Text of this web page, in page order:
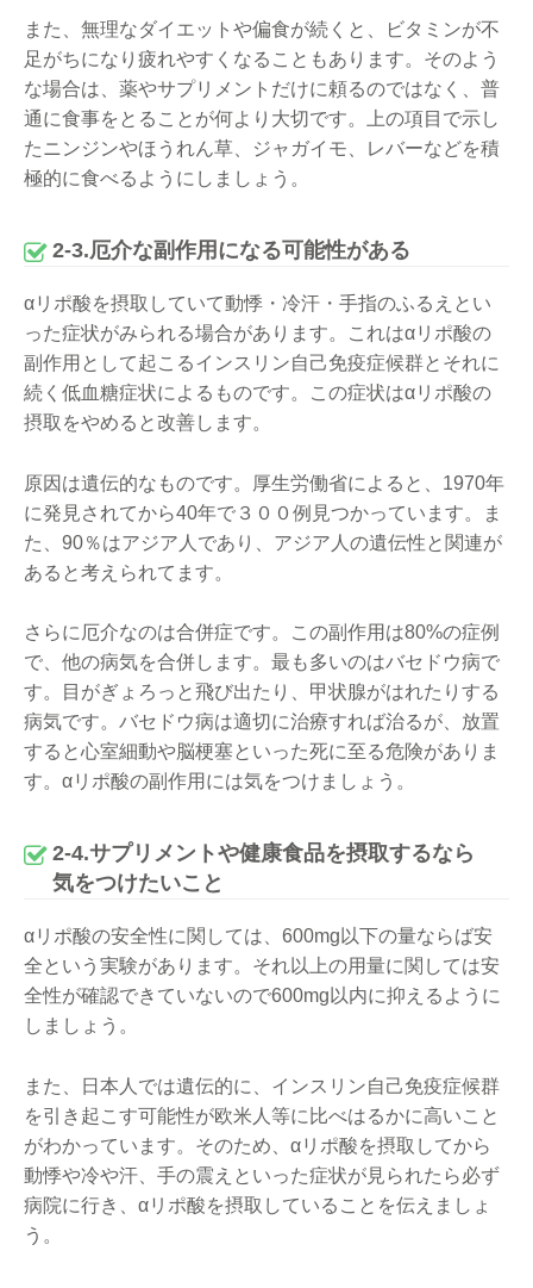
また、無理なダイエットや偏食が続くと、ビタミンが不
足がちになり疲れやすくなることもあります。そのよう
な場合は、薬やサプリメントだけに頼るのではなく、普
通に食事をとることが何より大切です。上の項目で示し
たニンジンやほうれん草、ジャガイモ、レバーなどを積
極的に食べるようにしましょう。
2-3.厄介な副作用になる可能性がある
αリポ酸を摂取していて動悸・冷汗・手指のふるえとい
った症状がみられる場合があります。これはαリポ酸の
副作用として起こるインスリン自己免疫症候群とそれに
続く低血糖症状によるものです。この症状はαリポ酸の
摂取をやめると改善します。
原因は遺伝的なものです。厚生労働省によると、1970年
に発見されてから40年で３００例見つかっています。ま
た、90％はアジア人であり、アジア人の遺伝性と関連が
あると考えられてます。
さらに厄介なのは合併症です。この副作用は80%の症例
で、他の病気を合併します。最も多いのはバセドウ病で
す。目がぎょろっと飛び出たり、甲状腺がはれたりする
病気です。バセドウ病は適切に治療すれば治るが、放置
すると心室細動や脳梗塞といった死に至る危険がありま
す。αリポ酸の副作用には気をつけましょう。
2-4.サプリメントや健康食品を摂取するなら
気をつけたいこと
αリポ酸の安全性に関しては、600mg以下の量ならば安
全という実験があります。それ以上の用量に関しては安
全性が確認できていないので600mg以内に抑えるように
しましょう。
また、日本人では遺伝的に、インスリン自己免疫症候群
を引き起こす可能性が欧米人等に比べはるかに高いこと
がわかっています。そのため、αリポ酸を摂取してから
動悸や冷や汗、手の震えといった症状が見られたら必ず
病院に行き、αリポ酸を摂取していることを伝えましょ
う。